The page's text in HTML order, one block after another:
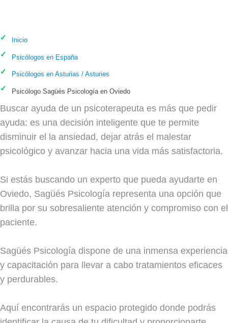
Inicio
Psicólogos en España
Psicólogos en Asturias / Asturies
Psicólogo Sagüés Psicología en Oviedo
Buscar ayuda de un psicoterapeuta es más que pedir
ayuda: es una decisión inteligente que te permite
disminuir el la ansiedad, dejar atrás el malestar
psicológico y avanzar hacia una vida más satisfactoria.
Si estás buscando un experto que pueda ayudarte en
Oviedo, Sagüés Psicología representa una opción que
brilla por su sobresaliente atención y compromiso con el
paciente.
Sagüés Psicología dispone de una inmensa experiencia
y capacitación para llevar a cabo tratamientos eficaces
y perdurables.
Aquí encontrarás un espacio protegido donde podrás